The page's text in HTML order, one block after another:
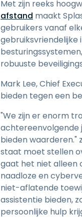
Met zijn reeks
afstand maakt
gebruikers vanaf
robuuste
Mark Lee, Chief
bieden tegen een
"We zijn er enorm
achtereenvolgende
bieden waarderen."
staat moet stellen
gaat het niet alleen
naadloze en
niet-aflatende
assistentie bieden,
persoonlijke hulp